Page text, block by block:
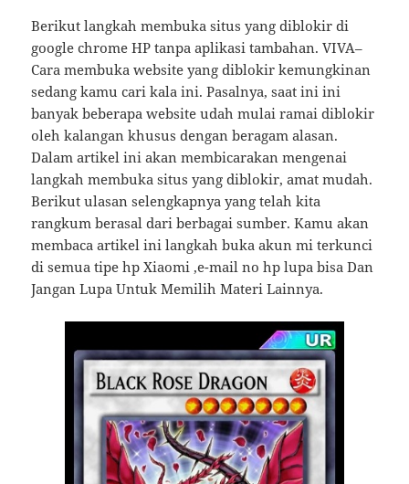
Berikut langkah membuka situs yang diblokir di
google chrome HP tanpa aplikasi tambahan. VIVA–
Cara membuka website yang diblokir kemungkinan
sedang kamu cari kala ini. Pasalnya, saat ini ini
banyak beberapa website udah mulai ramai diblokir
oleh kalangan khusus dengan beragam alasan.
Dalam artikel ini akan membicarakan mengenai
langkah membuka situs yang diblokir, amat mudah.
Berikut ulasan selengkapnya yang telah kita
rangkum berasal dari berbagai sumber. Kamu akan
membaca artikel ini langkah buka akun mi terkunci
di semua tipe hp Xiaomi ,e-mail no hp lupa bisa Dan
Jangan Lupa Untuk Memilih Materi Lainnya.